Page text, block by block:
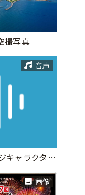
撮写真
音声
与那原町イメージキャラクター「つなひきかちゃん」テーマソング
画像